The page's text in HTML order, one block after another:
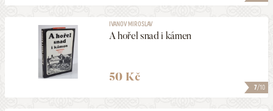
7/10
IVANOV MIROSLAV
A hořel snad i kámen
50 Kč